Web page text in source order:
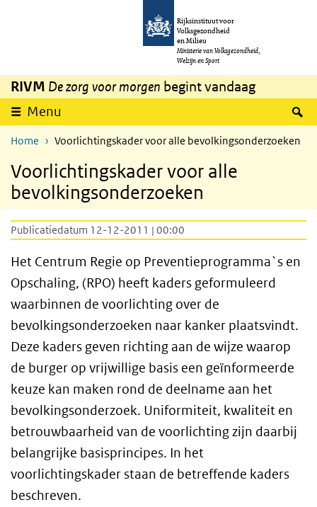
Overslaan en naar de inhoud gaan
Rijksinstituut voor
Volksgezondheid
en Milieu
Ministerie van Volksgezondheid,
Welzijn en Sport
RIVM De zorg voor morgen begint vandaag
Menu
Home Voorlichtingskader voor alle bevolkingsonderzoeken
Voorlichtingskader voor alle
bevolkingsonderzoeken
Publicatiedatum 12-12-2011 | 00:00
Het Centrum Regie op Preventieprogramma`s en
Opschaling, (RPO) heeft kaders geformuleerd
waarbinnen de voorlichting over de
bevolkingsonderzoeken naar kanker plaatsvindt.
Deze kaders geven richting aan de wijze waarop
de burger op vrijwillige basis een geïnformeerde
keuze kan maken rond de deelname aan het
bevolkingsonderzoek. Uniformiteit, kwaliteit en
betrouwbaarheid van de voorlichting zijn daarbij
belangrijke basisprincipes. In het
voorlichtingskader staan de betreffende kaders
beschreven.